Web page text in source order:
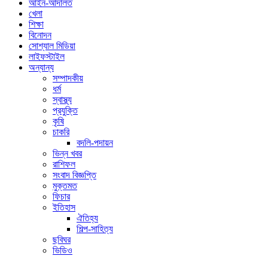
আইন-আদালত
খেলা
শিক্ষা
বিনোদন
সোশ্যাল মিডিয়া
লাইফস্টাইল
অন্যান্য
সম্পাদকীয়
ধর্ম
স্বাস্থ্য
প্রযুক্তি
কৃষি
চাকরি
বদলি-পদায়ন
ভিন্ন খবর
রাশিফল
সংবাদ বিজ্ঞপ্তি
মুক্তমত
ফিচার
ইতিহাস
ঐতিহ্য
শিল্প-সাহিত্য
ছবিঘর
ভিডিও